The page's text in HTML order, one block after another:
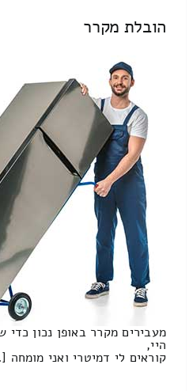
הובלת מקרר
מעבירים מקרר באופן נכון כדי
היי,
קוראים לי דמיטרי ואני